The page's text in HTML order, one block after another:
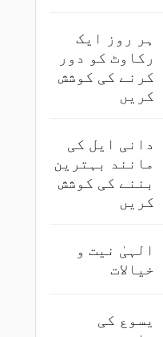
ہر روز ایک
رکاوٹ کو دور
کرنے کی کوشش
کریں
دانی ایل کی
مانند بہترین
بننے کی کوشش
کریں
الہیٰ نیت و
خیالات
یسوع کی